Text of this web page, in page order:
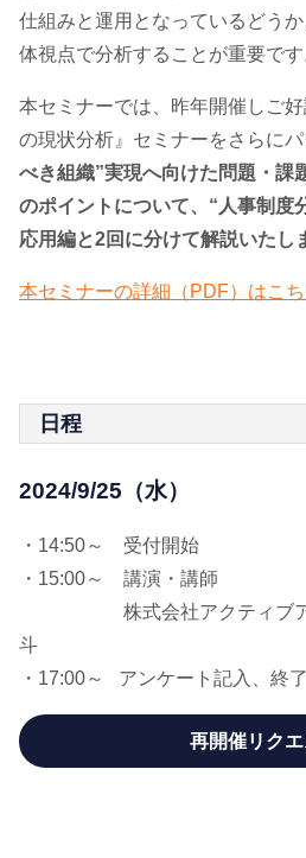
仕組みと運用となっているどう
体視点で分析することが重要です
本セミナーでは、昨年開催しご
の現状分析』セミナーをさらにパ
べき組織”実現へ向けた問題・課
のポイントについて、“人事制度
応用編と2回に分けて解説いたし
本セミナーの詳細（PDF）はこ
日程
2024/9/25（水）
・14:50～ 受付開始
・15:00～ 講演・講師
株式会社アクティブアン
斗
・17:00～ アンケート記入、終了
再開催リクエ